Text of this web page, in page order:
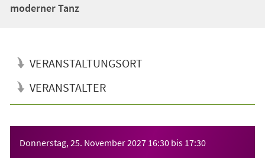
moderner Tanz
VERANSTALTUNGSORT
VERANSTALTER
Donnerstag, 25. November 2027 16:30 bis 17:30